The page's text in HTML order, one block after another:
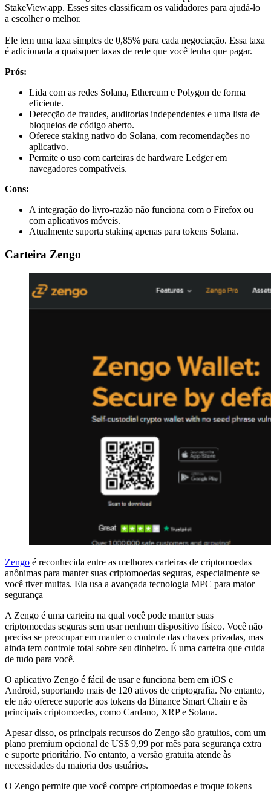
StakeView.app. Esses sites classificam os validadores para ajudá-lo
a escolher o melhor.
Ele tem uma taxa simples de 0,85% para cada negociação. Essa taxa
é adicionada a quaisquer taxas de rede que você tenha que pagar.
Prós:
Lida com as redes Solana, Ethereum e Polygon de forma
eficiente.
Detecção de fraudes, auditorias independentes e uma lista de
bloqueios de código aberto.
Oferece staking nativo do Solana, com recomendações no
aplicativo.
Permite o uso com carteiras de hardware Ledger em
navegadores compatíveis.
Cons:
A integração do livro-razão não funciona com o Firefox ou
com aplicativos móveis.
Atualmente suporta staking apenas para tokens Solana.
Carteira Zengo
Zengo é reconhecida entre as melhores carteiras de criptomoedas
anônimas para manter suas criptomoedas seguras, especialmente se
você tiver muitas. Ela usa a avançada tecnologia MPC para maior
segurança
A Zengo é uma carteira na qual você pode manter suas
criptomoedas seguras sem usar nenhum dispositivo físico. Você não
precisa se preocupar em manter o controle das chaves privadas, mas
ainda tem controle total sobre seu dinheiro. É uma carteira que cuida
de tudo para você.
O aplicativo Zengo é fácil de usar e funciona bem em iOS e
Android, suportando mais de 120 ativos de criptografia. No entanto,
ele não oferece suporte aos tokens da Binance Smart Chain e às
principais criptomoedas, como Cardano, XRP e Solana.
Apesar disso, os principais recursos do Zengo são gratuitos, com um
plano premium opcional de US$ 9,99 por mês para segurança extra
e suporte prioritário. No entanto, a versão gratuita atende às
necessidades da maioria dos usuários.
O Zengo permite que você compre criptomoedas e troque tokens